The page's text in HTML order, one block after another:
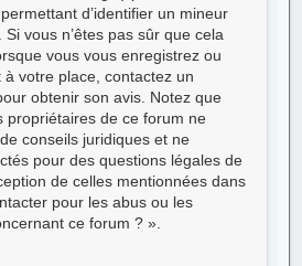
d’identifier un mineur
vous n’êtes pas sûr que cela
vous vous enregistrez ou
à votre place, contactez un
obtenir son avis. Notez que
propriétaires de ce forum ne
conseils juridiques et ne
pour des questions légales de
de celles mentionnées dans
pour les abus ou les
ce forum ? ».